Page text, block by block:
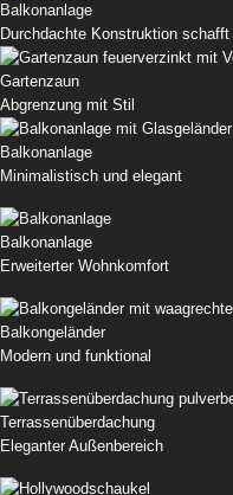
Balkonanlage
Durchdachte Konstruktion schafft
Gartenzaun
Abgrenzung mit Stil
Balkonanlage
Minimalistisch und elegant
Balkonanlage
Erweiterter Wohnkomfort
Balkongeländer
Modern und funktional
Terrassenüberdachung
Eleganter Außenbereich